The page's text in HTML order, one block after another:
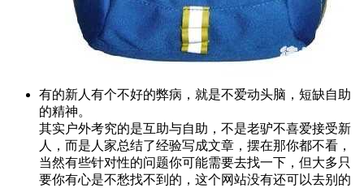
有的新人有个不好的弊病，就是不爱动头脑，短缺自助
的精神。
其实户外考究的是互助与自助，不是老驴不喜爱接受新
人，而是人家总结了经验写成文章，摆在那你都不看，
当然有些针对性的问题你可能需要去找一下，但大多只
要你有心是不愁找不到的，这个网站没有还可以去别的